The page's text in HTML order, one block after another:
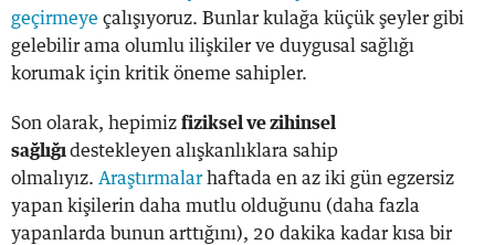
geçirmeye çalışıyoruz. Bunlar kulağa küçük şeyler gibi
gelebilir ama olumlu ilişkiler ve duygusal sağlığı
korumak için kritik öneme sahipler.
Son olarak, hepimiz fiziksel ve zihinsel
sağlığıdestekleyen alışkanlıklara sahip
olmalıyız. Araştırmalarhaftada en az iki gün egzersiz
yapan kişilerin daha mutlu olduğunu (daha fazla
yapanlarda bunun arttığını), 20 dakika kadar kısa bir